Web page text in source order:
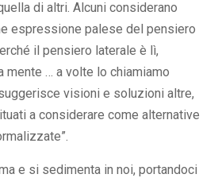
di altri. Alcuni considerano
espressione palese del pensiero
il pensiero laterale è lì,
mente … a volte lo chiamiamo
visioni e soluzioni altre,
a considerare come alternative
e si sedimenta in noi, portandoci